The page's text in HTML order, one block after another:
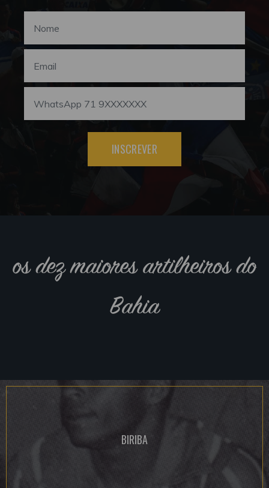
INSCREVER
os dez maiores artilheiros do
Bahia
BIRIBA